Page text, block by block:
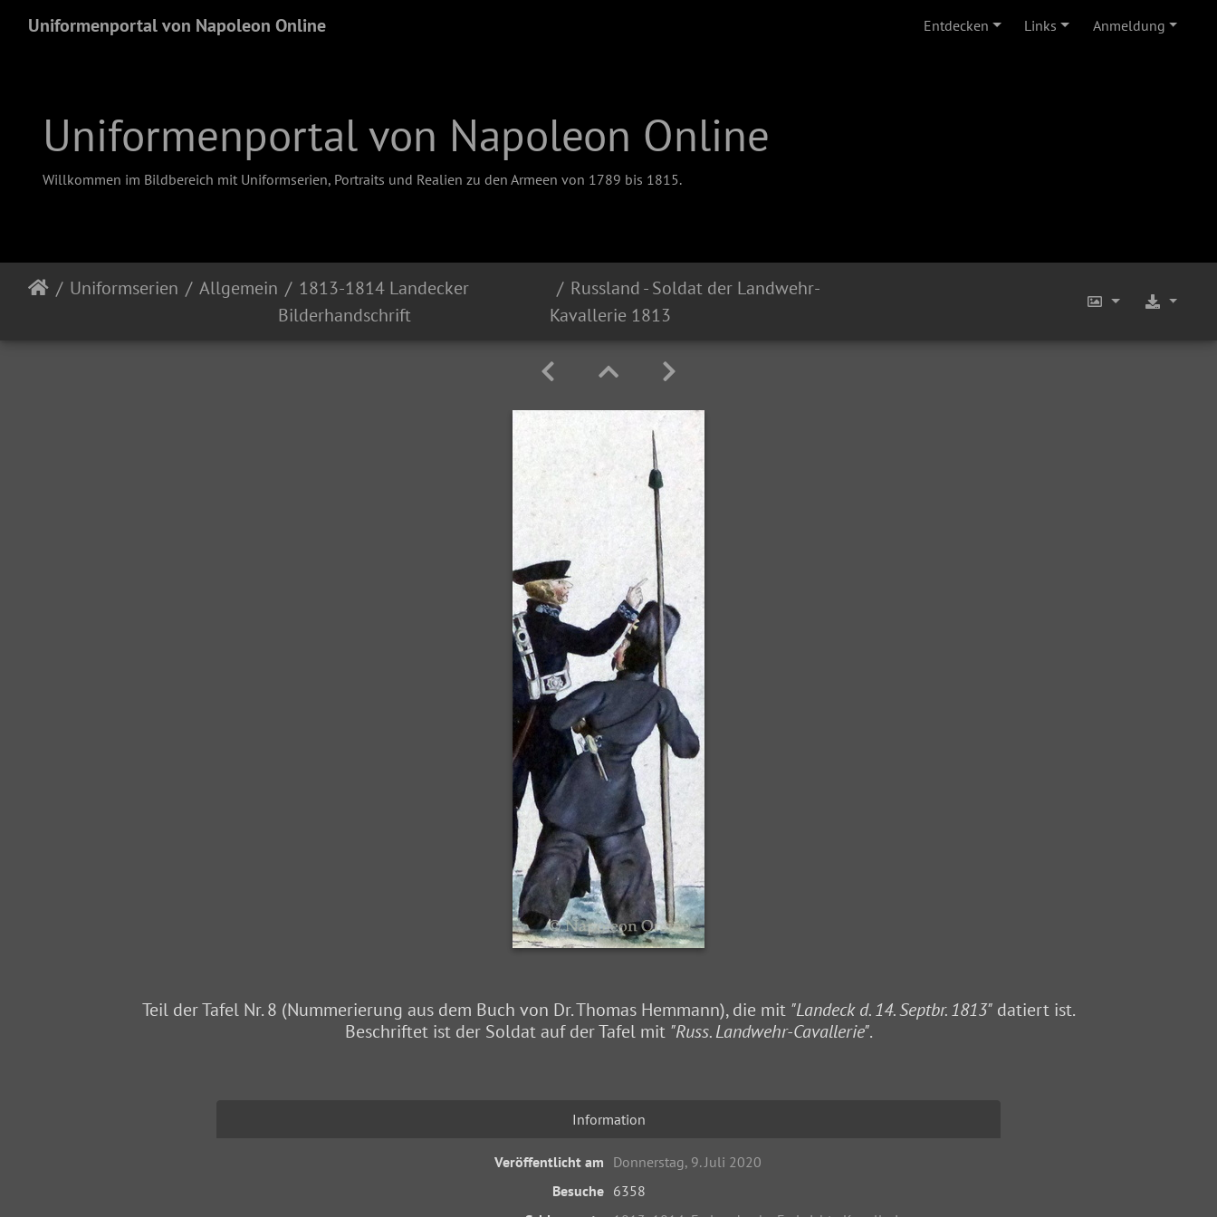
Uniformenportal von Napoleon Online Entdecken Links Anmeldung
Uniformenportal von Napoleon Online
Willkommen im Bildbereich mit Uniformserien, Portraits und Realien zu den Armeen von 1789 bis 1815.
Uniformserien Allgemein
1813-1814 Landecker
Bilderhandschrift
Russland - Soldat der Landwehr-
Kavallerie 1813
Teil der Tafel Nr. 8 (Nummerierung aus dem Buch von Dr. Thomas Hemmann), die mit "Landeck d. 14. Septbr. 1813"datiert ist.
Beschriftet ist der Soldat auf der Tafel mit "Russ. Landwehr-Cavallerie".
Information
Veröffentlicht am Donnerstag, 9. Juli 2020
Besuche 6358